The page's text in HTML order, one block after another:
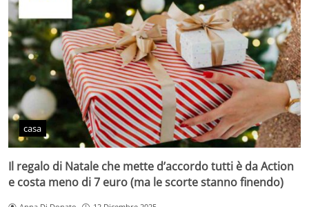
casa
Il regalo di Natale che mette d’accordo tutti è da Action
e costa meno di 7 euro (ma le scorte stanno finendo)